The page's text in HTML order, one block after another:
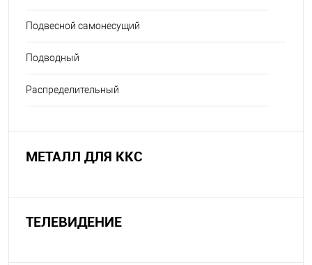
Подвесной самонесущий
Подводный
Распределительный
МЕТАЛЛ ДЛЯ ККС
ТЕЛЕВИДЕНИЕ